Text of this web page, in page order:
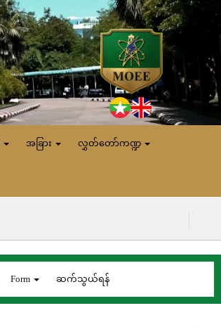
အခြား လွှတ်တော်ကဏ္ဍ
Form ဆက်သွယ်ရန်